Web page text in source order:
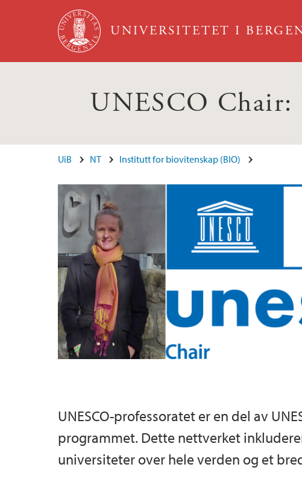
Hopp til hovedinnhold
UNIVERSITETET I
UNESCO
Hovedinnhold
UiB NT Institutt for biovitenskap (BIO)
UNESCO-professoratet er en del av
programmet. Dette nettverket
universiteter over hele verden og et